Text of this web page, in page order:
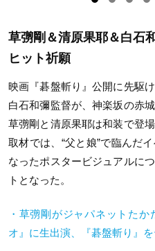
草彅剛＆清原果耶＆白石
ヒット祈願
映画『碁盤斬り』公開に先駆
白石和彌監督が、神楽坂の赤
草彅剛と清原果耶は和装で登
取材では、“父と娘”で臨んだ
なったポスタービジュアルに
トとなった。
・草彅剛がジャパネットた
オ』に生出演、『碁盤斬り』